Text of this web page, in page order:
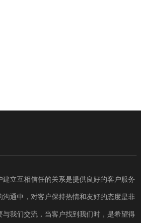
建立互相信任的关系是提供良好的客户服务
沟通中，对客户保持热情和友好的态度是非
与我们交流，当客户找到我们时，是希望得